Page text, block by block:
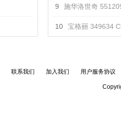
9 施华洛世奇
10 宝格丽 349634
联系我们 加入我们 用户服务协议